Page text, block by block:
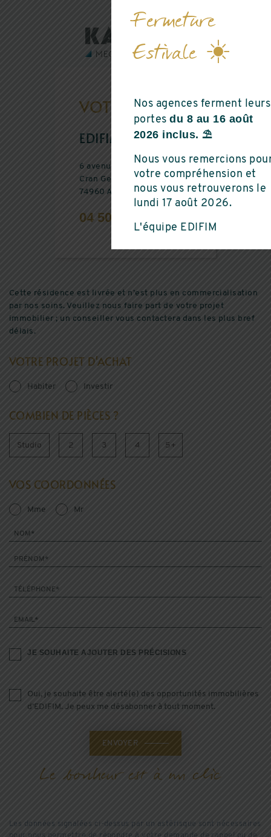
VOTRE AGENCE
EDIFIM ANNECY
6 avenue du Pont Neuf
Cran Gevrier
74960 ANNECY
04 50 33 56 63
Cette résidence est livrée et n’est plus en commercialisation
par nos soins. Veuillez nous faire part de votre projet
immobilier ; un conseiller vous contactera dans les plus bref
délais.
VOTRE PROJET D'ACHAT
Habiter Investir
COMBIEN DE PIÈCES ?
Studio 2 3 4 5+
VOS COORDONNÉES
Mme Mr
NOM*
PRÉNOM*
TÉLÉPHONE*
EMAIL*
JE SOUHAITE AJOUTER DES PRÉCISIONS
Oui, je souhaite être alerté(e) des opportunités immobilières
d’EDIFIM. Je peux me désabonner à tout moment.
ENVOYER
Les données signalées ci-dessus par un astérisque sont nécessaires
pour nous permettre de répondre à votre demande de rappel ou de
Fermeture
Estivale ☀️
Nos agences ferment leurs
portesdu 8 au 16 août
2026 inclus. ⛱️
Nous vous remercions
votre compréhension et
nous vous retrouverons le
lundi 17 août 2026.
L'équipe EDIFIM